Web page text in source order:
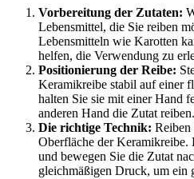
Vorbereitung der Zutaten:
Lebensmittel, die Sie reiben
Lebensmitteln wie Karotten
helfen, die Verwendung zu
Positionierung der Reibe:
Keramikreibe stabil auf einer
halten Sie sie mit einer Hand
anderen Hand die Zutat reiben.
Die richtige Technik: Reiben
Oberfläche der Keramikreibe.
und bewegen Sie die Zutat
gleichmäßigen Druck, um ein